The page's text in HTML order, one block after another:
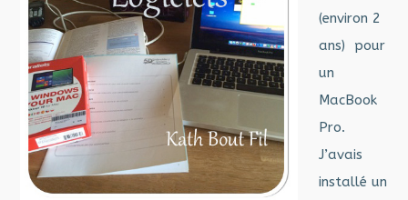
(environ 2
ans) pour
un
MacBook
Pro.
J’avais
installé un